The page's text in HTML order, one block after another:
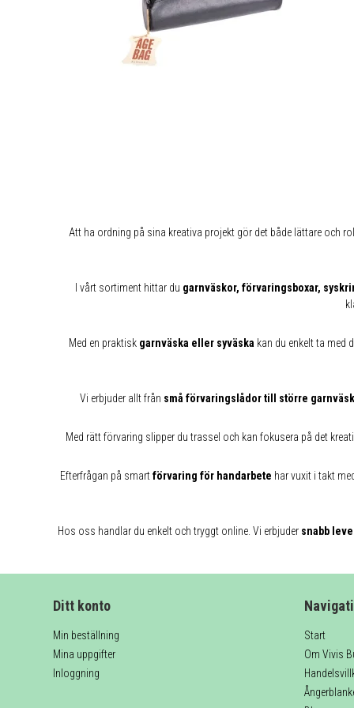
Att ha ordning på sina kreativa projekt gör det både lättare och
I vårt sortiment hittar du garnväskor, förvaringsboxar,
Med en praktisk garnväska eller syväska kan du enkelt ta med
Vi erbjuder allt från små förvaringslådor till större
Med rätt förvaring slipper du trassel och kan fokusera på det
Efterfrågan på smartförvaring för handarbete har vuxit i takt
Hos oss handlar du enkelt och tryggt online. Vi erbjuder snabb
Ditt konto
Min beställning
Mina uppgifter
Inloggning
Start
Om Vivis